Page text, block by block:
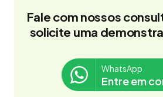
Fale com nossos
solicite uma
WhatsApp
Entre em